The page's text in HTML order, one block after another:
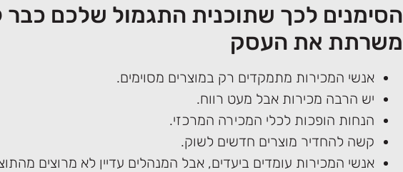
הסימנים לכך שתוכנית התגמול שלכם כבר
משרתת את העסק
אנשי המכירות מתמקדים רק במוצרים מסוימים.
יש הרבה מכירות אבל מעט רווח.
הנחות הופכות לכלי המכירה המרכזי.
קשה להחדיר מוצרים חדשים לשוק.
אנשי המכירות עומדים ביעדים, אבל המנהלים עדיין לא מרוצים